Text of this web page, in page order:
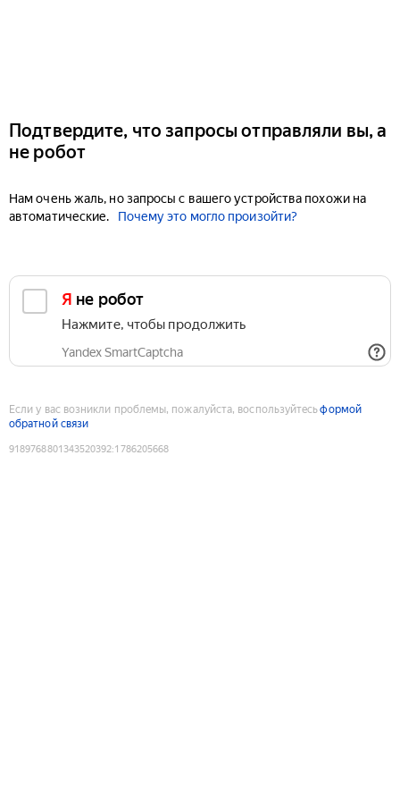
Подтвердите, что запросы отправляли вы, а
не робот
Нам очень жаль, но запросы с вашего устройства похожи на
автоматические.
Почему это могло произойти?
Я не робот
Нажмите, чтобы продолжить
Yandex SmartCaptcha
Если у вас возникли проблемы, пожалуйста, воспользуйтесьформой
обратной связи
9189768801343520392:1786205668